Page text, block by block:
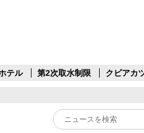
テル 第2次取水制限 クビアカ